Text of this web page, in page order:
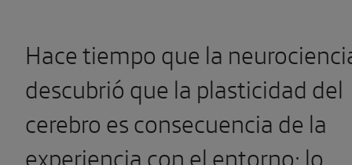
Hace tiempo que la
descubrió que la plasticidad del
cerebro es consecuencia de la
experiencia con el entorno: lo